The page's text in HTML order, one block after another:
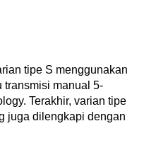
tipe S menggunakan
transmisi manual 5-
Terakhir, varian tipe
juga dilengkapi dengan